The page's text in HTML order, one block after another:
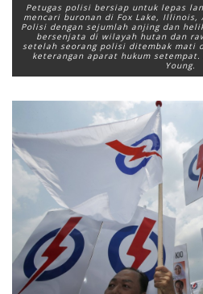
Petugas polisi bersiap untuk lepas
mencari buronan di Fox Lake, Illinois,
Polisi dengan sejumlah anjing dan
bersenjata di wilayah hutan dan
setelah seorang polisi ditembak mati
keterangan aparat hukum setempat.
Young.